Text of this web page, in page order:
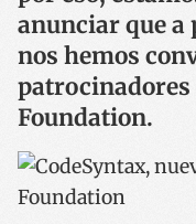
anunciar que a
nos hemos
patrocinadores
Foundation.